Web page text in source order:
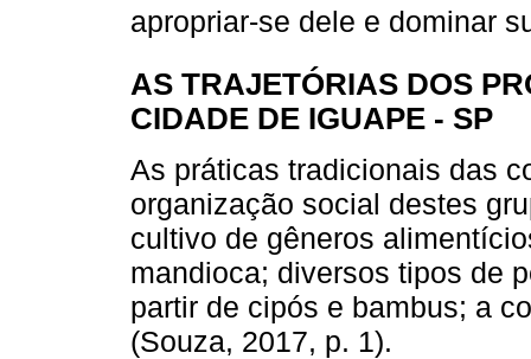
apropriar-se dele e dominar
AS TRAJETÓRIAS DOS
CIDADE DE IGUAPE - SP
As práticas tradicionais das
organização social destes
cultivo de gêneros
mandioca; diversos tipos de
partir de cipós e bambus; a
(Souza, 2017, p. 1).